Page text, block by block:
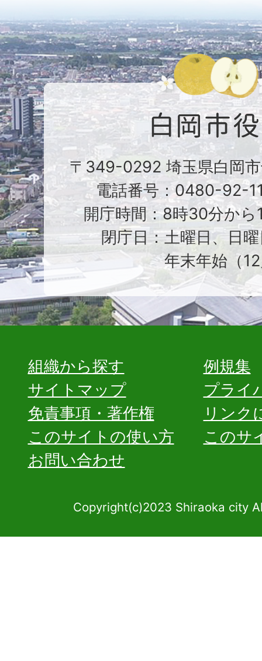
〒349-0292 埼玉県白岡
電話番号：0480-92-
開庁時間：8時30分から
閉庁日：土曜日、日
年末年始（
組織から探す
例規集
サイトマップ
プライ
免責事項・著作権
リンク
このサイトの使い方
このサ
お問い合わせ
Copyright(c)2023 Shiraoka city